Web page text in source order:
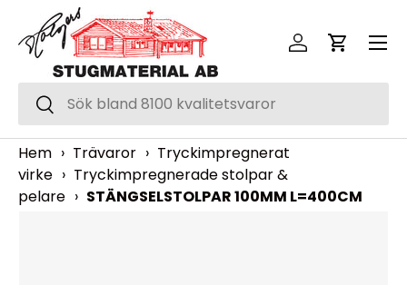
Hoppa över
Sök
Sök
Logga inVagn
Meny
Hem › Trävaror › Tryckimpregnerat
virke › Tryckimpregnerade stolpar &
pelare › STÄNGSELSTOLPAR 100MM L=400CM